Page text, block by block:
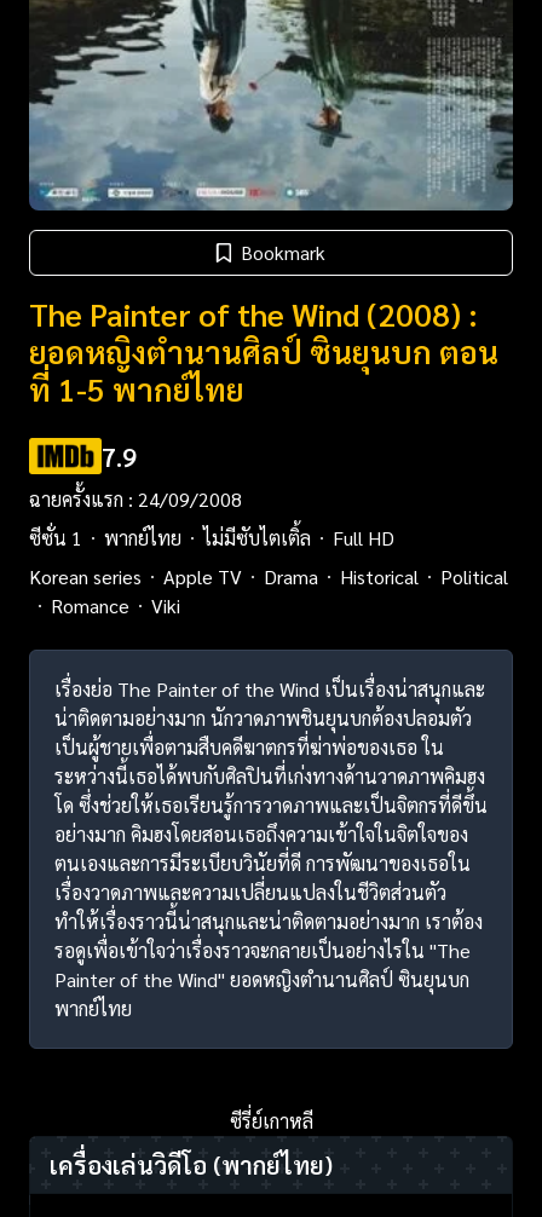
Bookmark
The Painter of the Wind (2008) :
ยอดหญิงตำนานศิลป์ ซินยุนบก ตอน
ที่ 1-5 พากย์ไทย
7.9
ฉายครั้งแรก : 24/09/2008
ซีซั่น 1
พากย์ไทย ไม่มีซับไตเติ้ล
Full HD
Korean series
Apple TV Drama Historical
Political
Romance
Viki
เรื่องย่อ The Painter of the Wind เป็นเรื่องน่าสนุกและ
น่าติดตามอย่างมาก นักวาดภาพชินยุนบกต้องปลอมตัว
เป็นผู้ชายเพื่อตามสืบคดีฆาตกรที่ฆ่าพ่อของเธอ ใน
ระหว่างนี้เธอได้พบกับศิลปินที่เก่งทางด้านวาดภาพคิมฮง
โด ซึ่งช่วยให้เธอเรียนรู้การวาดภาพและเป็นจิตกรที่ดีขึ้น
อย่างมาก คิมฮงโดยสอนเธอถึงความเข้าใจในจิตใจของ
ตนเองและการมีระเบียบวินัยที่ดี การพัฒนาของเธอใน
เรื่องวาดภาพและความเปลี่ยนแปลงในชีวิตส่วนตัว
ทำให้เรื่องราวนี้น่าสนุกและน่าติดตามอย่างมาก เราต้อง
รอดูเพื่อเข้าใจว่าเรื่องราวจะกลายเป็นอย่างไรใน "The
Painter of the Wind" ยอดหญิงตำนานศิลป์ ซินยุนบก
พากย์ไทย
ซีรี่ย์เกาหลี
เครื่องเล่นวิดีโอ (พากย์ไทย)